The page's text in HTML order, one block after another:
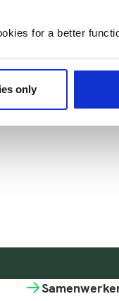
for a better
only